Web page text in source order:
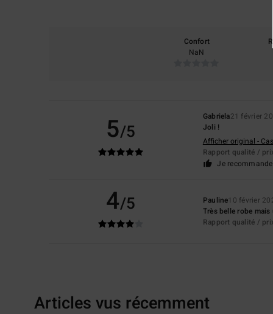
Confort
NaN
5/5
Gabriela21 février
Joli !
Afficher original -
Rapport qualité /
Je
4/5 Pauline10 février
Très belle robe
Rapport qualité /
Articles vus récemment